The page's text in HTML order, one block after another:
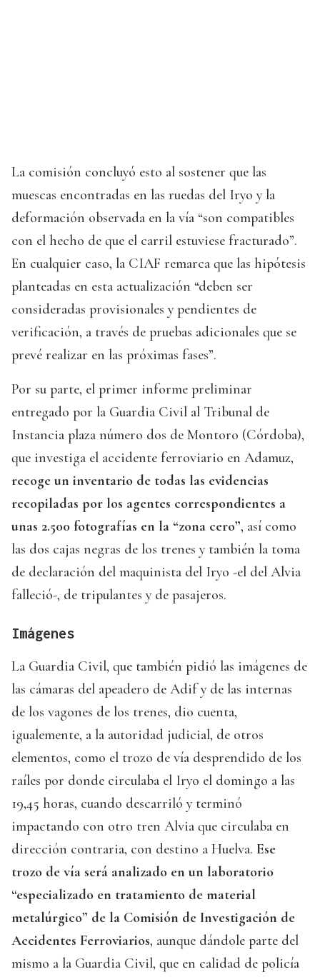
La comisión concluyó esto al sostener que las
muescas encontradas en las ruedas del Iryo y la
deformación observada en la vía “son compatibles
con el hecho de que el carril estuviese fracturado”.
En cualquier caso, la CIAF remarca que las hipótesis
planteadas en esta actualización “deben ser
consideradas provisionales y pendientes de
verificación, a través de pruebas adicionales que se
prevé realizar en las próximas fases”.
Por su parte, el primer informe preliminar
entregado por la Guardia Civil al Tribunal de
Instancia plaza número dos de Montoro (Córdoba),
que investiga el accidente ferroviario en Adamuz,
recoge un inventario de todas las evidencias
recopiladas por los agentes correspondientes a
unas 2.500 fotografías en la “zona cero”, así como
las dos cajas negras de los trenes y también la toma
de declaración del maquinista del Iryo -el del Alvia
falleció-, de tripulantes y de pasajeros.
Imágenes
La Guardia Civil, que también pidió las imágenes de
las cámaras del apeadero de Adif y de las internas
de los vagones de los trenes, dio cuenta,
igualemente, a la autoridad judicial, de otros
elementos, como el trozo de vía desprendido de los
raíles por donde circulaba el Iryo el domingo a las
19,45 horas, cuando descarriló y terminó
impactando con otro tren Alvia que circulaba en
dirección contraria, con destino a Huelva. Ese
trozo de vía será analizado en un laboratorio
“especializado en tratamiento de material
metalúrgico” de la Comisión de Investigación de
Accidentes Ferroviarios, aunque dándole parte del
mismo a la Guardia Civil, que en calidad de policía